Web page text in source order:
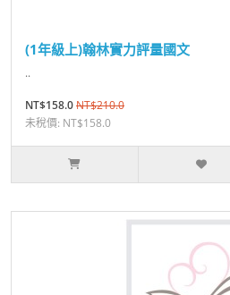
(1年級上)翰林實力評量國文
..
NT$158.0NT$210.0
未稅價: NT$158.0